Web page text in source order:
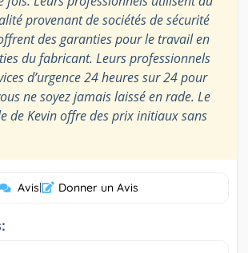
provenant de sociétés de sécurité
des garanties pour le travail en
du fabricant. Leurs professionnels
d’urgence 24 heures sur 24 pour
ne soyez jamais laissé en rade. Le
de Kevin offre des prix initiaux sans
Avis| Donner un Avis